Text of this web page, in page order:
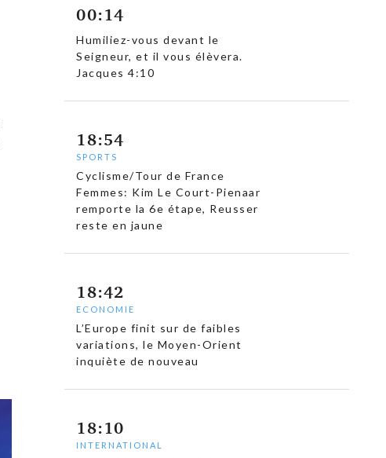
00:14
Humiliez-vous devant le
Seigneur, et il vous élèvera.
Jacques 4:10
18:54
SPORTS
Cyclisme/Tour de France
Femmes: Kim Le Court-Pienaar
remporte la 6e étape, Reusser
reste en jaune
18:42
ECONOMIE
L’Europe finit sur de faibles
variations, le Moyen-Orient
inquiète de nouveau
18:10
INTERNATIONAL